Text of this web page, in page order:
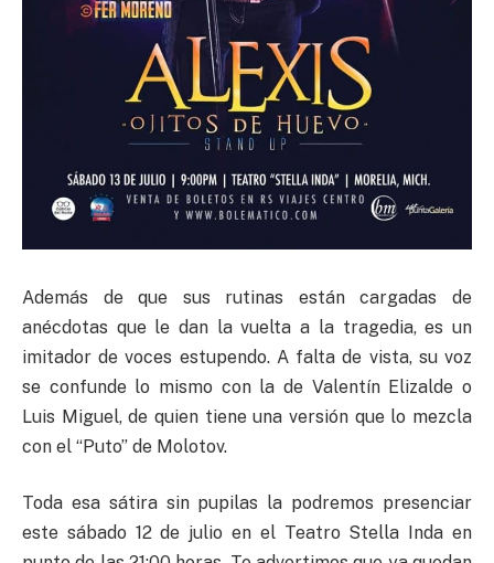
Además de que sus rutinas están cargadas de
anécdotas que le dan la vuelta a la tragedia, es un
imitador de voces estupendo. A falta de vista, su voz
se confunde lo mismo con la de Valentín Elizalde o
Luis Miguel, de quien tiene una versión que lo mezcla
con el “Puto” de Molotov.
Toda esa sátira sin pupilas la podremos presenciar
este sábado 12 de julio en el Teatro Stella Inda en